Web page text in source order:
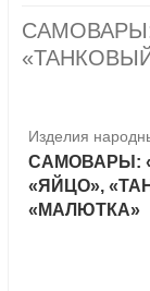
Изделия
САМОВАРЫ:
«ЯЙЦО»,
«МАЛЮТКА»